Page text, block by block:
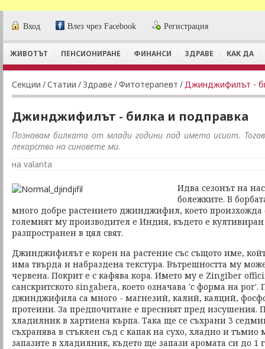
Вход Влез чрез Facebook Регистрация
ЖИВОТЪТ ПЕНСИОНИРАНЕ ФИНАНСИ ЗДРАВЕ КАК ДА
Секции /Статии / Здраве /Фитотерапевт /Джинджифилът -
Джинджифилът - билка и подправка
Познавам билката от млади години под името исиот.
лекарство на синовете ми.
на valanta
Идва сезонът на
болежките. В
много добре растението джинджифил, което произхожда
големият му производител е Индия, където е култивиран
разпространен в цял свят.
Джинджифилът е корен на растение със същото име,
има твърда и набраздена текстура. Вътрешността му
червена. Покрит е с кафява кора. Името му е Zingiber
санскритското singabera, което означава 'с форма на рог'.
джинджифила са много - магнезий, калий, калций,
протеини. За предпочитане е пресният пред изсушения.
хладилник в хартиена кърпа. Така ще се съхрани 3
съхранява в стъклен съд с капак на сухо, хладно и тъмно
запазите в хладилник, където ще запази аромата си до 1